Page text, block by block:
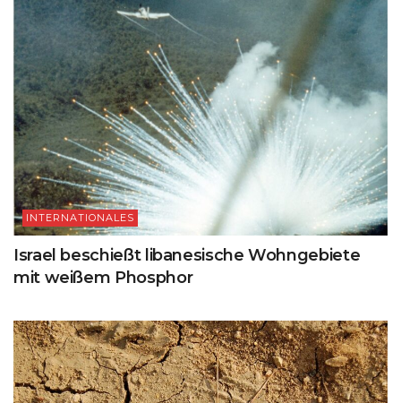
INTERNATIONALES
Israel beschießt libanesische Wohngebiete
mit weißem Phosphor